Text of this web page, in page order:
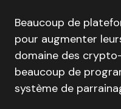
Beaucoup de
pour augmenter
domaine des
beaucoup de
système de